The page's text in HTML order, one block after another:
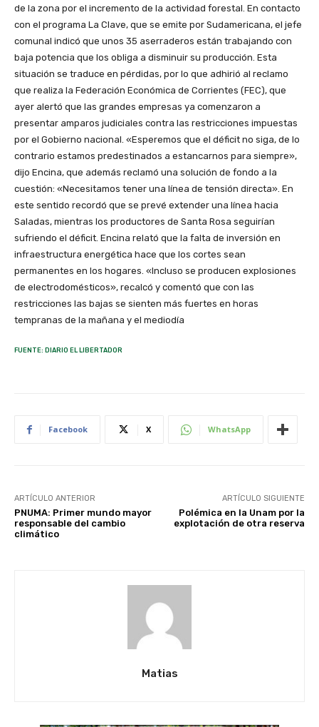
de la zona por el incremento de la actividad forestal. En contacto
con el programa La Clave, que se emite por Sudamericana, el jefe
comunal indicó que unos 35 aserraderos están trabajando con
baja potencia que los obliga a disminuir su producción. Esta
situación se traduce en pérdidas, por lo que adhirió al reclamo
que realiza la Federación Económica de Corrientes (FEC), que
ayer alertó que las grandes empresas ya comenzaron a
presentar amparos judiciales contra las restricciones impuestas
por el Gobierno nacional. «Esperemos que el déficit no siga, de lo
contrario estamos predestinados a estancarnos para siempre»,
dijo Encina, que además reclamó una solución de fondo a la
cuestión: «Necesitamos tener una línea de tensión directa». En
este sentido recordó que se prevé extender una línea hacia
Saladas, mientras los productores de Santa Rosa seguirían
sufriendo el déficit. Encina relató que la falta de inversión en
infraestructura energética hace que los cortes sean
permanentes en los hogares. «Incluso se producen explosiones
de electrodomésticos», recalcó y comentó que con las
restricciones las bajas se sienten más fuertes en horas
tempranas de la mañana y el mediodía
FUENTE: DIARIO EL LIBERTADOR
Facebook X WhatsApp
ARTÍCULO ANTERIOR
PNUMA: Primer mundo mayor
responsable del cambio
climático
ARTÍCULO SIGUIENTE
Polémica en la Unam por la
explotación de otra reserva
Matias